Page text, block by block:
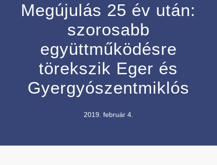
Megújulás 25 év után:
szorosabb
együttműködésre
törekszik Eger és
Gyergyószentmiklós
2019. február 4.